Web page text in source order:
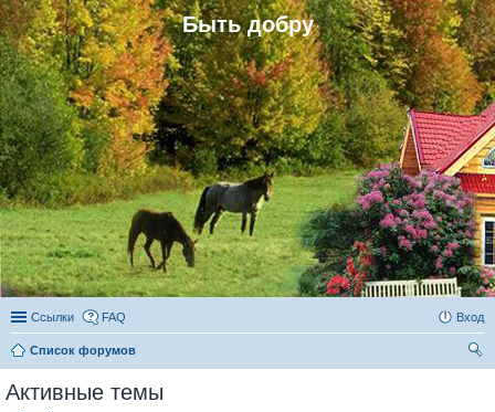
Быть добру
Ссылки FAQ Вход
Список форумов
Активные темы